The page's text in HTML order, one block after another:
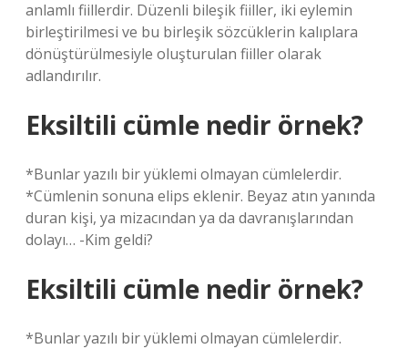
anlamlı fiillerdir. Düzenli bileşik fiiller, iki eylemin
birleştirilmesi ve bu birleşik sözcüklerin kalıplara
dönüştürülmesiyle oluşturulan fiiller olarak
adlandırılır.
Eksiltili cümle nedir örnek?
*Bunlar yazılı bir yüklemi olmayan cümlelerdir.
*Cümlenin sonuna elips eklenir. Beyaz atın yanında
duran kişi, ya mizacından ya da davranışlarından
dolayı… -Kim geldi?
Eksiltili cümle nedir örnek?
*Bunlar yazılı bir yüklemi olmayan cümlelerdir.